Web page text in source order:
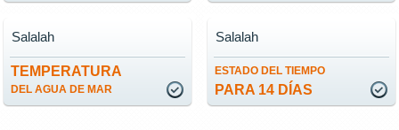
TEMPERATURA
DEL AGUA DE MAR
Salalah
ESTADO DEL TIEMPO
PARA 14 DÍAS
Salalah